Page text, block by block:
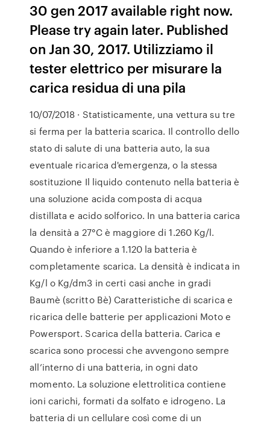
30 gen 2017 available right now.
Please try again later. Published
on Jan 30, 2017. Utilizziamo il
tester elettrico per misurare la
carica residua di una pila
10/07/2018 · Statisticamente, una vettura su tre
si ferma per la batteria scarica. Il controllo dello
stato di salute di una batteria auto, la sua
eventuale ricarica d'emergenza, o la stessa
sostituzione Il liquido contenuto nella batteria è
una soluzione acida composta di acqua
distillata e acido solforico. In una batteria carica
la densità a 27°C è maggiore di 1.260 Kg/l.
Quando è inferiore a 1.120 la batteria è
completamente scarica. La densità è indicata in
Kg/l o Kg/dm3 in certi casi anche in gradi
Baumè (scritto Bè) Caratteristiche di scarica e
ricarica delle batterie per applicazioni Moto e
Powersport. Scarica della batteria. Carica e
scarica sono processi che avvengono sempre
all’interno di una batteria, in ogni dato
momento. La soluzione elettrolitica contiene
ioni carichi, formati da solfato e idrogeno. La
batteria di un cellulare così come di un